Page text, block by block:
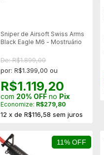
Sniper de Airsoft Swiss Arms
Black Eagle M6 - Mostruário
De: R$1.899,00
por: R$1.399,00 ou
R$1.119,20
com 20% OFF no Pix
Economize: R$279,80
12 xdeR$116,58 sem juros
11% OFF